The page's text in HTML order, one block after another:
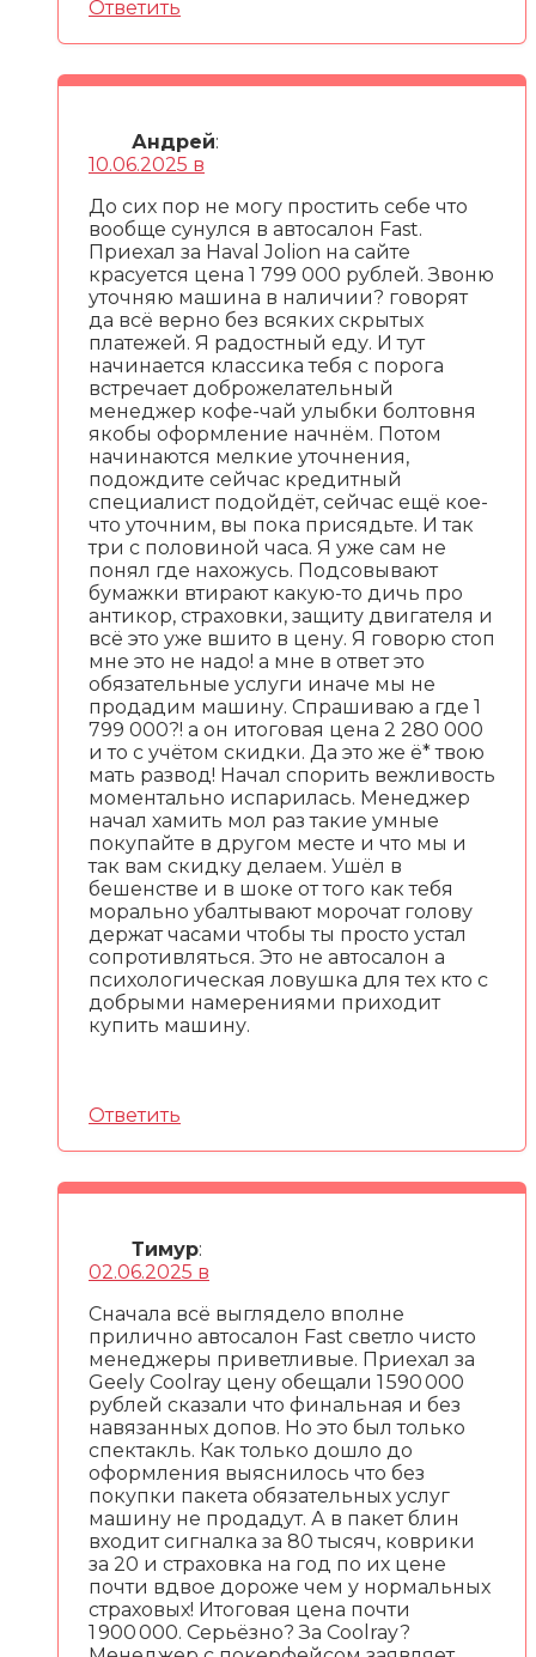
Ответить
Андрей:
10.06.2025 в
До сих пор не могу простить себе что
вообще сунулся в автосалон Fast.
Приехал за Haval Jolion на сайте
красуется цена 1 799 000 рублей. Звоню
уточняю машина в наличии? говорят
да всё верно без всяких скрытых
платежей. Я радостный еду. И тут
начинается классика тебя с порога
встречает доброжелательный
менеджер кофе-чай улыбки болтовня
якобы оформление начнём. Потом
начинаются мелкие уточнения,
подождите сейчас кредитный
специалист подойдёт, сейчас ещё кое-
что уточним, вы пока присядьте. И так
три с половиной часа. Я уже сам не
понял где нахожусь. Подсовывают
бумажки втирают какую-то дичь про
антикор, страховки, защиту двигателя и
всё это уже вшито в цену. Я говорю стоп
мне это не надо! а мне в ответ это
обязательные услуги иначе мы не
продадим машину. Спрашиваю а где 1
799 000?! а он итоговая цена 2 280 000
и то с учётом скидки. Да это же ё* твою
мать развод! Начал спорить вежливость
моментально испарилась. Менеджер
начал хамить мол раз такие умные
покупайте в другом месте и что мы и
так вам скидку делаем. Ушёл в
бешенстве и в шоке от того как тебя
морально убалтывают морочат голову
держат часами чтобы ты просто устал
сопротивляться. Это не автосалон а
психологическая ловушка для тех кто с
добрыми намерениями приходит
купить машину.
Ответить
Тимур:
02.06.2025 в
Сначала всё выглядело вполне
прилично автосалон Fast светло чисто
менеджеры приветливые. Приехал за
Geely Coolray цену обещали 1 590 000
рублей сказали что финальная и без
навязанных допов. Но это был только
спектакль. Как только дошло до
оформления выяснилось что без
покупки пакета обязательных услуг
машину не продадут. А в пакет блин
входит сигналка за 80 тысяч, коврики
за 20 и страховка на год по их цене
почти вдвое дороже чем у нормальных
страховых! Итоговая цена почти
1 900 000. Серьёзно? За Coolray?